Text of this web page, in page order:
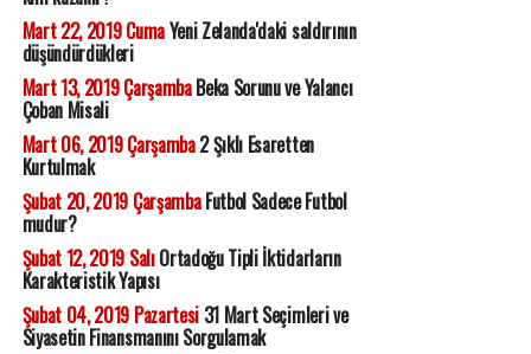
Mart 22, 2019 CumaYeni Zelanda'daki saldırının
düşündürdükleri
Mart 13, 2019 ÇarşambaBeka Sorunu ve Yalancı
Çoban Misali
Mart 06, 2019 Çarşamba2 Şıklı Esaretten
Kurtulmak
Şubat 20, 2019 ÇarşambaFutbol Sadece Futbol
mudur?
Şubat 12, 2019 SalıOrtadoğu Tipli İktidarların
Karakteristik Yapısı
Şubat 04, 2019 Pazartesi31 Mart Seçimleri ve
Siyasetin Finansmanını Sorgulamak